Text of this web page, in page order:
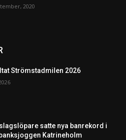
2020
Strömstadmilen 2026
satte nya banrekord i
Katrineholm